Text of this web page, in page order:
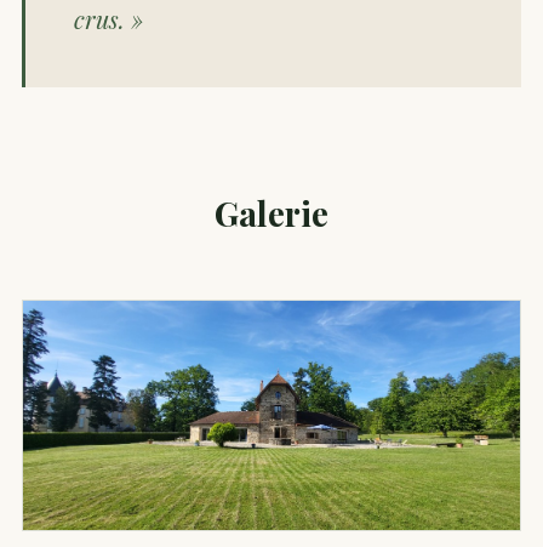
crus. »
Galerie